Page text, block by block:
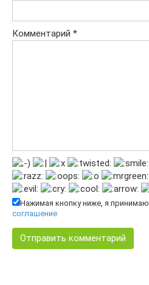
Комментарий *
Нажимая кнопку ниже, я принимаю
соглашение